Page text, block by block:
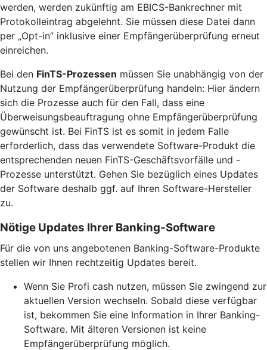
werden, werden zukünftig am EBICS-Bankrechner mit
Protokolleintrag abgelehnt. Sie müssen diese Datei dann
per „Opt-in” inklusive einer Empfängerüberprüfung erneut
einreichen.
Bei den FinTS-Prozessen müssen Sie unabhängig von der
Nutzung der Empfängerüberprüfung handeln: Hier ändern
sich die Prozesse auch für den Fall, dass eine
Überweisungsbeauftragung ohne Empfängerüberprüfung
gewünscht ist. Bei FinTS ist es somit in jedem Falle
erforderlich, dass das verwendete Software-Produkt die
entsprechenden neuen FinTS-Geschäftsvorfälle und -
Prozesse unterstützt. Gehen Sie bezüglich eines Updates
der Software deshalb ggf. auf Ihren Software-Hersteller
zu.
Nötige Updates Ihrer Banking-Software
Für die von uns angebotenen Banking-Software-Produkte
stellen wir Ihnen rechtzeitig Updates bereit.
Wenn Sie Profi cash nutzen, müssen Sie zwingend zur
aktuellen Version wechseln. Sobald diese verfügbar
ist, bekommen Sie eine Information in Ihrer Banking-
Software. Mit älteren Versionen ist keine
Empfängerüberprüfung möglich.